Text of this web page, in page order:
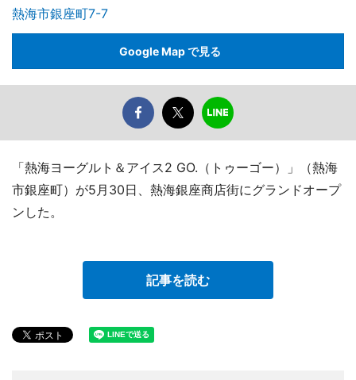
熱海市銀座町7-7
Google Map で見る
「熱海ヨーグルト＆アイス2 GO.（トゥーゴー）」（熱海
市銀座町）が5月30日、熱海銀座商店街にグランドオープ
ンした。
記事を読む